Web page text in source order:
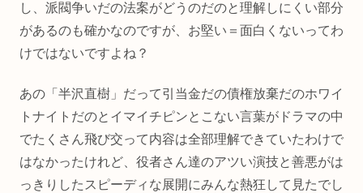
し、派閥争いだの法案がどうのだのと理解しにくい部分
があるのも確かなのですが、お堅い＝面白くないってわ
けではないですよね？
あの「半沢直樹」だって引当金だの債権放棄だのホワイ
トナイトだのとイマイチピンとこない言葉がドラマの中
でたくさん飛び交って内容は全部理解できていたわけで
はなかったけれど、役者さん達のアツい演技と善悪がは
っきりしたスピーディな展開にみんな熱狂して見たでし